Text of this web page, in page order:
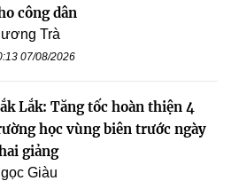
công dân
Trà
07/08/2026
Lắk: Tăng tốc hoàn thiện 4
học vùng biên trước ngày
giảng
Giàu